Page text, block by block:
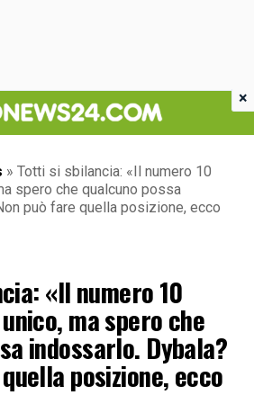
» Totti si sbilancia: «Il numero 10
spero che qualcuno possa
può fare quella posizione, ecco
«Il numero 10
ma spero che
indossarlo. Dybala?
posizione, ecco
×